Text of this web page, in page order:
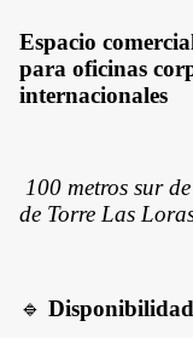
Espacio
para oficinas
internacionales
100 metros sur
de Torre Las
🔹